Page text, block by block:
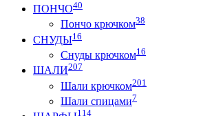
ПОНЧО40
Пончо крючком38
СНУДЫ16
Снуды крючком16
ШАЛИ207
Шали крючком201
Шали спицами7
114